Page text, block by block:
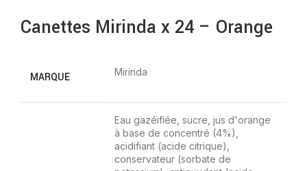
Canettes Mirinda x 24 – Orange
MARQUE Mirinda
Eau gazéifiée, sucre, jus d'orange
à base de concentré (4%),
acidifiant (acide citrique),
conservateur (sorbate de